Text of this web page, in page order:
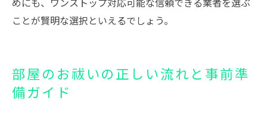
ことが賢明な選択といえるでしょう。
部屋のお祓いの正しい流れと事前準
備ガイド